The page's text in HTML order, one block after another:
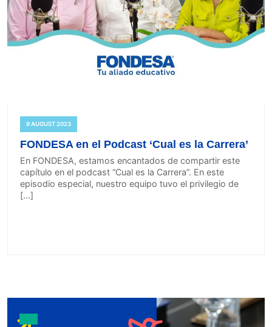
9 AUGUST 2023
FONDESA en el Podcast ‘Cual es la Carrera’
En FONDESA, estamos encantados de compartir este
capítulo en el podcast “Cual es la Carrera”. En este
episodio especial, nuestro equipo tuvo el privilegio de
[…]